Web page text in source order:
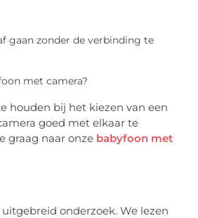
gaan zonder de verbinding te
met camera?
houden bij het kiezen van een
goed met elkaar te
graag naar onze babyfoon met
onderzoek. We lezen